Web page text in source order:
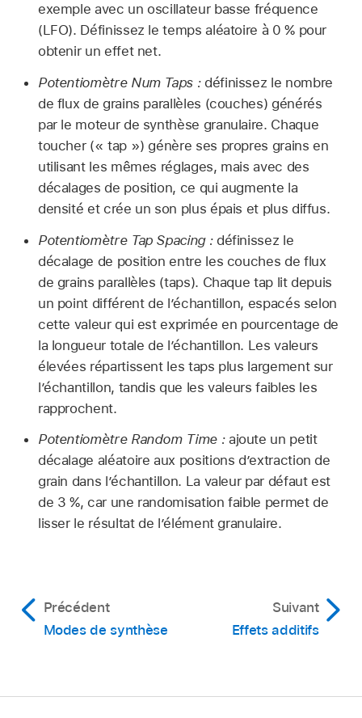
exemple avec un oscillateur basse fréquence
(LFO). Définissez le temps aléatoire à 0 % pour
obtenir un effet net.
Potentiomètre Num Taps :définissez le nombre
de flux de grains parallèles (couches) générés
par le moteur de synthèse granulaire. Chaque
toucher (« tap ») génère ses propres grains en
utilisant les mêmes réglages, mais avec des
décalages de position, ce qui augmente la
densité et crée un son plus épais et plus diffus.
Potentiomètre Tap Spacing :définissez le
décalage de position entre les couches de flux
de grains parallèles (taps). Chaque tap lit depuis
un point différent de l’échantillon, espacés selon
cette valeur qui est exprimée en pourcentage de
la longueur totale de l’échantillon. Les valeurs
élevées répartissent les taps plus largement sur
l’échantillon, tandis que les valeurs faibles les
rapprochent.
Potentiomètre Random Time :ajoute un petit
décalage aléatoire aux positions d’extraction de
grain dans l’échantillon. La valeur par défaut est
de 3 %, car une randomisation faible permet de
lisser le résultat de l’élément granulaire.
Précédent
Modes de synthèse
Suivant
Effets additifs